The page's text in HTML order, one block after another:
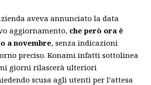
aveva annunciato la data
aggiornamento, che però ora è
a novembre, senza indicazioni
preciso. Konami infatti sottolinea
giorni rilascerà ulteriori
scusa agli utenti per l’attesa